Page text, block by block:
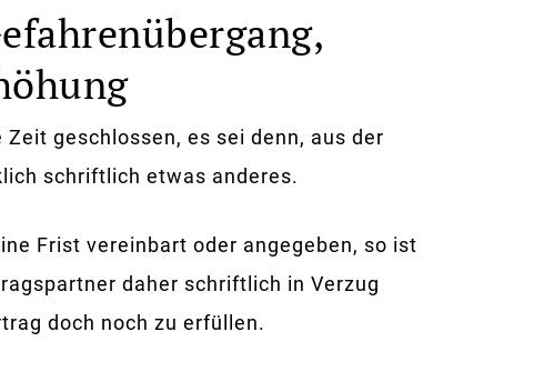
geschlossen, es sei denn, aus der
schriftlich etwas anderes.
Frist vereinbart oder angegeben, so ist
daher schriftlich in Verzug
doch noch zu erfüllen.